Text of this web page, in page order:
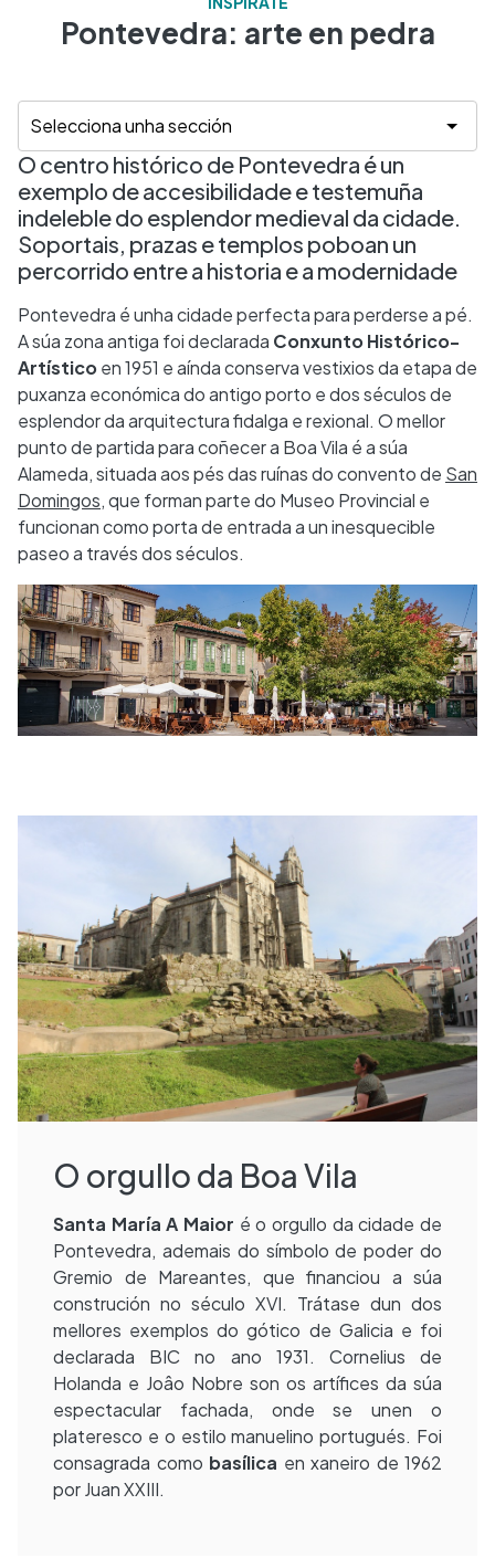
Pontevedra: arte en pedra
O centro histórico de Pontevedra é un
exemplo de accesibilidade e testemuña
indeleble do esplendor medieval da cidade.
Soportais, prazas e templos poboan un
percorrido entre a historia e a modernidade
Pontevedra é unha cidade perfecta para perderse a pé.
A súa zona antiga foi declarada Conxunto Histórico-
Artísticoen 1951 e aínda conserva vestixios da etapa de
puxanza económica do antigo porto e dos séculos de
esplendor da arquitectura fidalga e rexional. O mellor
punto de partida para coñecer a Boa Vila é a súa
Alameda, situada aos pés das ruínas do convento de San
Domingos, que forman parte do Museo Provincial e
funcionan como porta de entrada a un inesquecible
paseo a través dos séculos.
O orgullo da Boa Vila
Santa María A Maior é o orgullo da cidade de
Pontevedra, ademais do símbolo de poder do
Gremio de Mareantes, que financiou a súa
construción no século XVI. Trátase dun dos
mellores exemplos do gótico de Galicia e foi
declarada BIC no ano 1931. Cornelius de
Holanda e Joâo Nobre son os artífices da súa
espectacular fachada, onde se unen o
plateresco e o estilo manuelino portugués. Foi
consagrada como basílica en xaneiro de 1962
por Juan XXIII.